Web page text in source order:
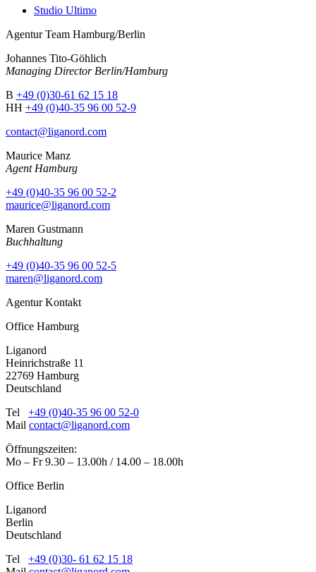
Studio Ultimo
Agentur Team Hamburg/Berlin
Johannes Tito-Göhlich
Managing Director Berlin/Hamburg
B +49 (0)30-61 62 15 18
HH +49 (0)40-35 96 00 52-9
contact@liganord.com
Maurice Manz
Agent Hamburg
+49 (0)40-35 96 00 52-2
maurice@liganord.com
Maren Gustmann
Buchhaltung
+49 (0)40-35 96 00 52-5
maren@liganord.com
Agentur Kontakt
Office Hamburg
Liganord
Heinrichstraße 11
22769 Hamburg
Deutschland
Tel +49 (0)40-35 96 00 52-0
Mail contact@liganord.com
Öffnungszeiten:
Mo – Fr 9.30 – 13.00h / 14.00 – 18.00h
Office Berlin
Liganord
Berlin
Deutschland
Tel +49 (0)30- 61 62 15 18